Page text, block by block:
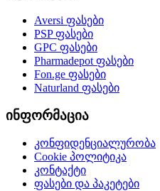
Aversi ფასები
PSPფასები
GPC ფასები
Pharmadepot ფასები
Fon.ge ფასები
Naturland ფასები
ინფორმაცია
კონფიდენციალურობა
Cookie პოლიტიკა
კონტაქტი
ფასები და პაკეტები